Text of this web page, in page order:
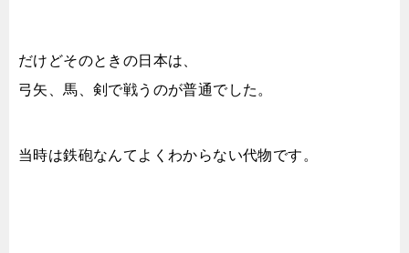
だけどそのときの日本は、
弓矢、馬、剣で戦うのが普通でした。
当時は鉄砲なんてよくわからない代物です。